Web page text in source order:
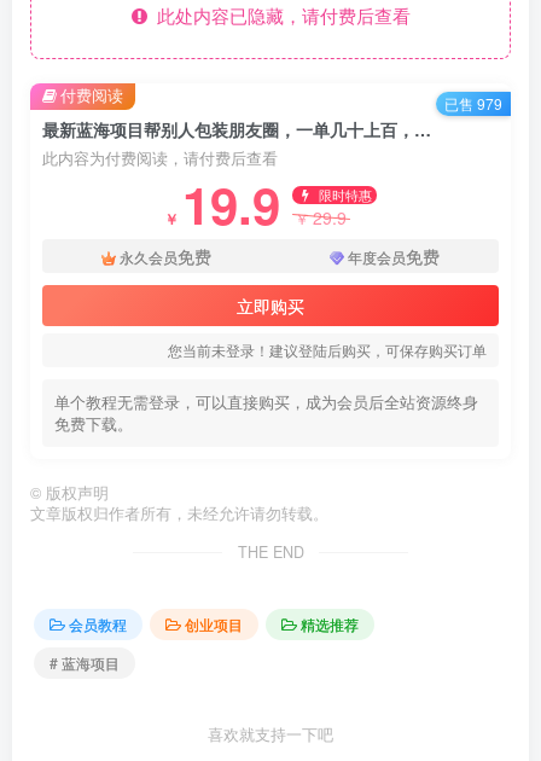
此处内容已隐藏，请付费后查看
最新蓝海项目帮别人包装朋友圈，一单几十上百，轻松月入3W（附带全部教程）
此内容为付费阅读，请付费后查看
￥ 19.9 限时特惠
￥29.9
永久会员免费 年度会员免费
立即购买
您当前未登录！建议登陆后购买，可保存购买订单
单个教程无需登录，可以直接购买，成为会员后全站资源终身
免费下载。
付费阅读 已售 979
© 版权声明
文章版权归作者所有，未经允许请勿转载。
THE END
会员教程 创业项目
精选推荐
# 蓝海项目
喜欢就支持一下吧